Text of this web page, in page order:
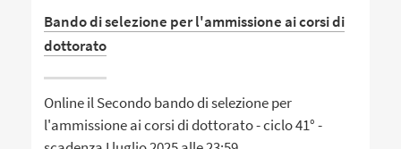
Bando di selezione per l'ammissione ai corsi di
dottorato
Online il Secondo bando di selezione per
l'ammissione ai corsi di dottorato - ciclo 41° -